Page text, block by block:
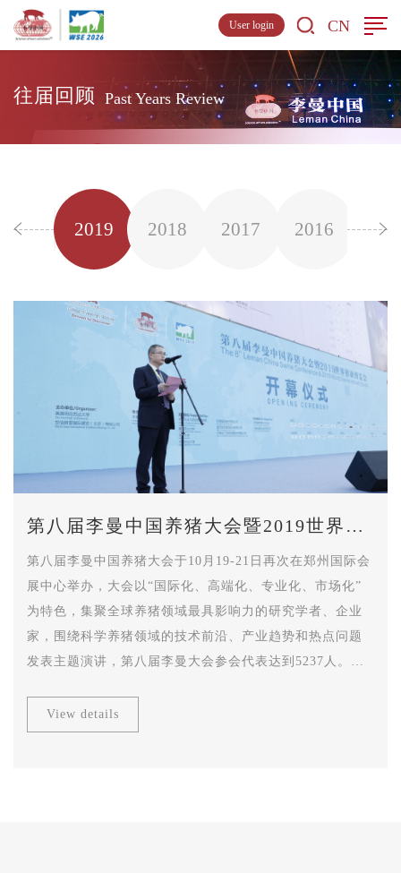
CN
User login
往届回顾 Past Years Review
2020 2019 2018 2017 2016
第八届李曼中国养猪大会暨2019世界猪
业博览会
第八届李曼中国养猪大会于10月19-21日再次在郑州国际会
展中心举办，大会以“国际化、高端化、专业化、市场化”
为特色，集聚全球养猪领域最具影响力的研究学者、企业
家，围绕科学养猪领域的技术前沿、产业趋势和热点问题
发表主题演讲，第八届李曼大会参会代表达到5237人。
国、加拿大、韩国、德国等28个国家和地区的556家知名企
业参展，展示面积4万平米，专业观众达到47971人，达历
View details